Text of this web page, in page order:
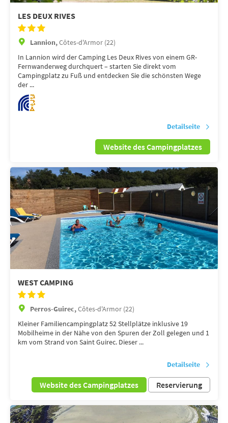
LES DEUX RIVES
Lannion,Côtes-d'Armor (22)
In Lannion wird der Camping Les Deux Rives von einem GR-
Fernwanderweg durchquert – starten Sie direkt vom
Campingplatz zu Fuß und entdecken Sie die schönsten Wege
der ...
Detailseite
Website des Campingplatzes
WEST CAMPING
Perros-Guirec,Côtes-d'Armor (22)
Kleiner Familiencampingplatz 52 Stellplätze inklusive 19
Mobilheime in der Nähe von den Spuren der Zoll gelegen und 1
km vom Strand von Saint Guirec. Dieser ...
Detailseite
Website des Campingplatzes Reservierung